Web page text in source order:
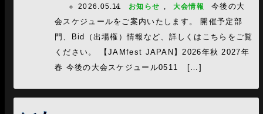
2026.05.11 お知らせ 大会情報
今後の大
会スケジュールをご案内いたします。 開催予定部
門、Bid（出場権）情報など、詳しくはこちらをご覧
ください。 【JAMfest JAPAN】2026年秋 2027年
春 今後の大会スケジュール0511 […]